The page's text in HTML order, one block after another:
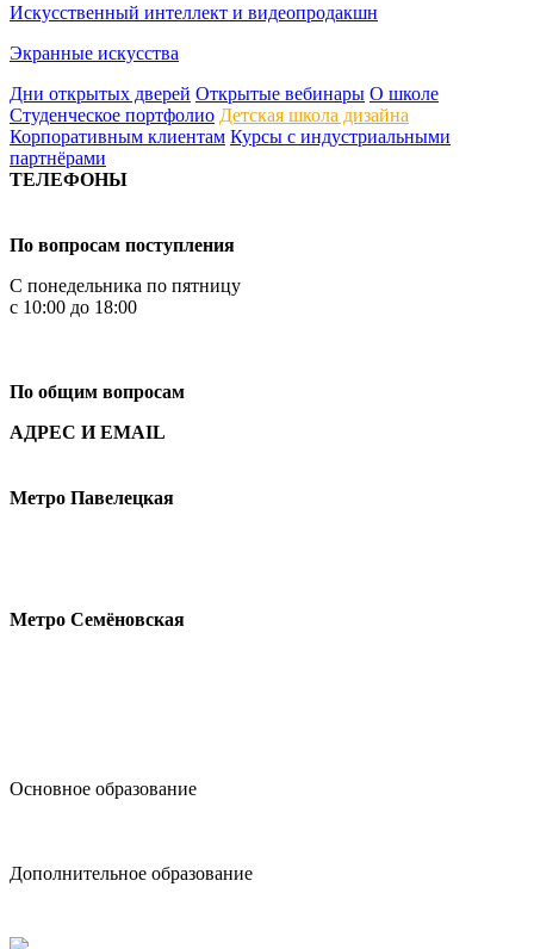
Искусственный интеллект и видеопродакшн
Экранные искусства
Дни открытых дверей Открытые вебинары О школе
Студенческое портфолио Детская школа дизайна
Корпоративным клиентам Курсы с индустриальными
партнёрами
ТЕЛЕФОНЫ
По вопросам поступления
С понедельника по пятницу
с 10:00 до 18:00
По общим вопросам
АДРЕС И EMAIL
Метро Павелецкая
Метро Семёновская
Основное образование
Дополнительное образование